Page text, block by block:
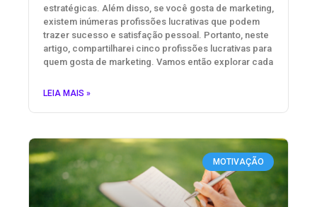
estratégicas. Além disso, se você gosta de marketing,
existem inúmeras profissões lucrativas que podem
trazer sucesso e satisfação pessoal. Portanto, neste
artigo, compartilharei cinco profissões lucrativas para
quem gosta de marketing. Vamos então explorar cada
LEIA MAIS »
MOTIVAÇÃO